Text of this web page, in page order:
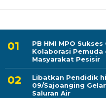
PB HMI MPO
Kolaborasi Pemuda
Masyarakat Pesisir
Libatkan Pendidik
09/Sajoanging
Saluran Air